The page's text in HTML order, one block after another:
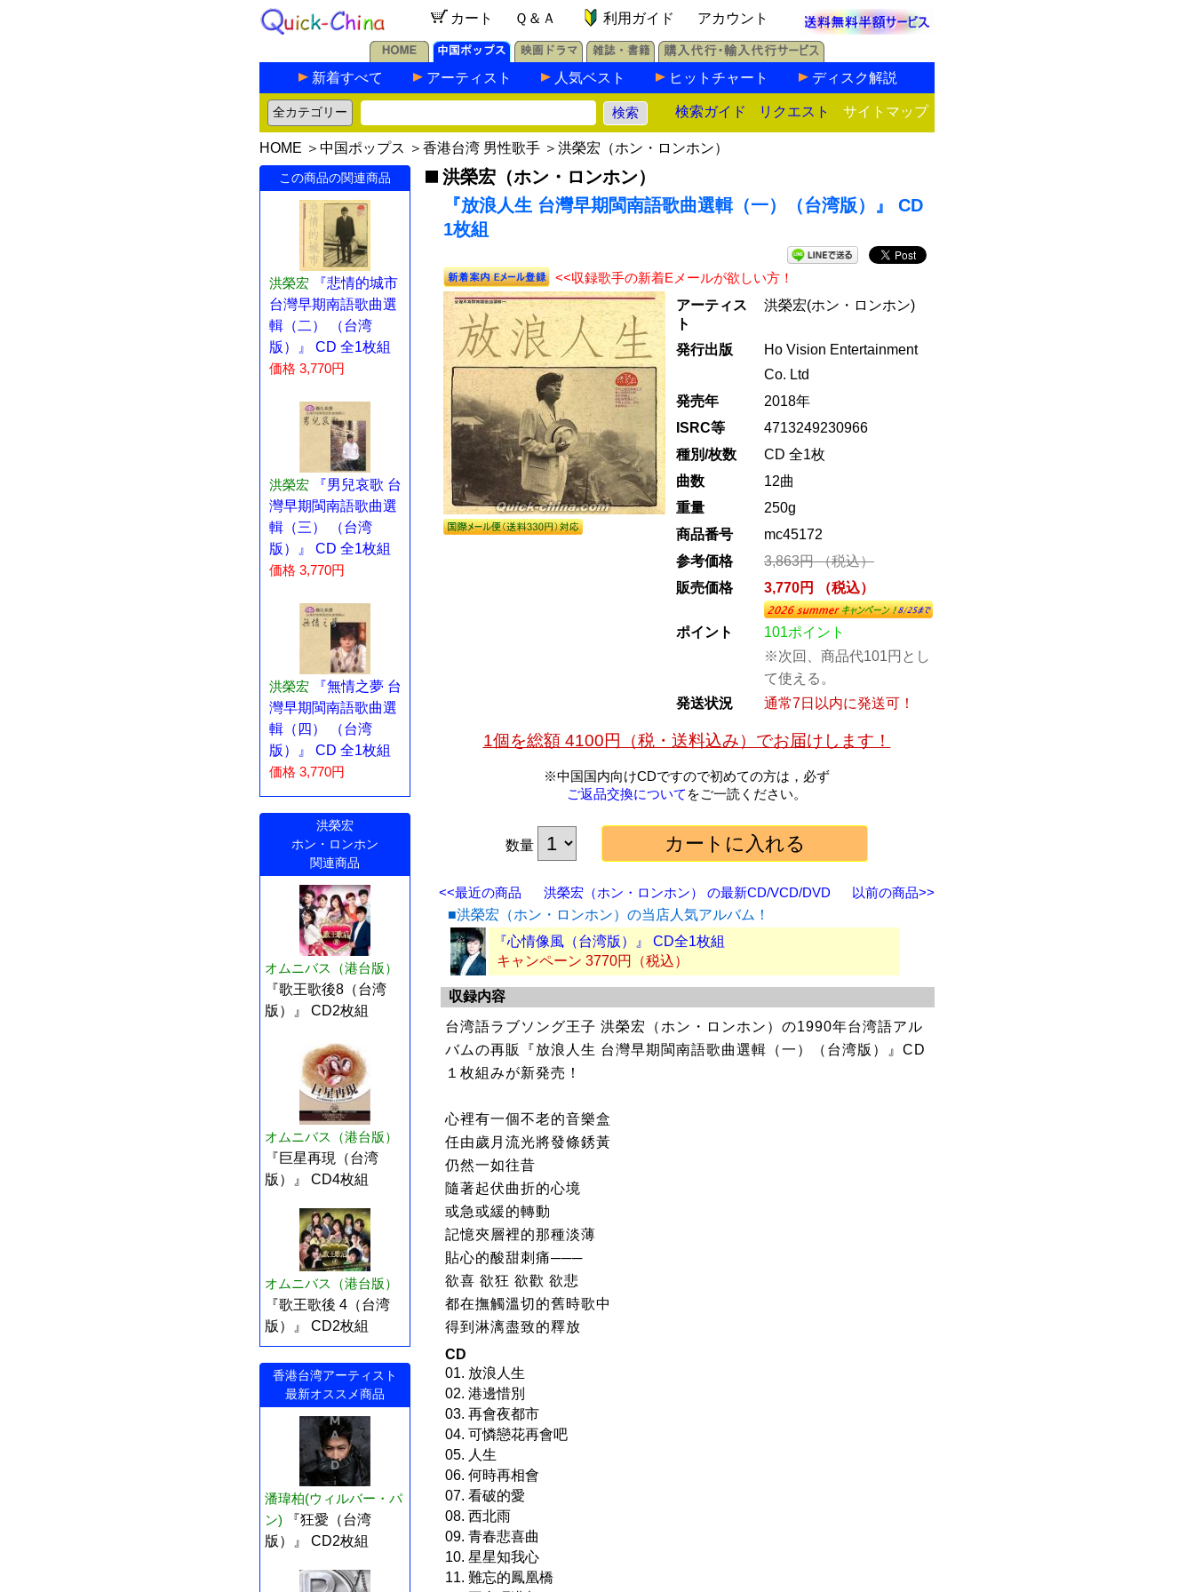
カート Ｑ＆Ａ 利用ガイド アカウント
新着すべて アーティスト 人気ベスト ヒットチャート ディスク解説
検索ガイド リクエスト サイトマップ
HOME ＞ 中国ポップス ＞ 香港台湾 男性歌手 ＞ 洪榮宏（ホン・ロンホン）
この商品の関連商品
洪榮宏
『悲情的城市
台灣早期南語歌曲選
輯（二） （台湾
版）』 CD 全1枚組
価格 3,770円
洪榮宏
『男兒哀歌 台
灣早期閩南語歌曲選
輯（三） （台湾
版）』 CD 全1枚組
価格 3,770円
洪榮宏
『無情之夢 台
灣早期閩南語歌曲選
輯（四） （台湾
版）』 CD 全1枚組
価格 3,770円
洪榮宏
ホン・ロンホン
関連商品
オムニバス（港台版）
『歌王歌後8（台湾
版）』 CD2枚組
オムニバス（港台版）
『巨星再現（台湾
版）』 CD4枚組
オムニバス（港台版）
『歌王歌後 4（台湾
版）』 CD2枚組
香港台湾アーティスト
最新オススメ商品
潘瑋柏(ウィルバー・パ
ン)
『狂愛（台湾
版）』 CD2枚組
洪榮宏（ホン・ロンホン）
『放浪人生 台灣早期閩南語歌曲選輯（一）（台湾版）』 CD
1枚組
<<収録歌手の新着Eメールが欲しい方！
アーティス
ト
洪榮宏(ホン・ロンホン)
発行出版
Ho Vision Entertainment
Co. Ltd
発売年
2018年
ISRC等
4713249230966
種別/枚数
CD 全1枚
曲数
12曲
重量
250g
商品番号
mc45172
参考価格
3,863円 （税込）
販売価格
3,770円 （税込）
ポイント
101ポイント
※次回、商品代101円とし
て使える。
発送状況
通常7日以内に発送可！
1個を総額 4100円（税・送料込み）でお届けします！
※中国国内向けCDですので初めての方は，必ず
ご返品交換について をご一読ください。
数量
<<最近の商品 以前の商品>>
洪榮宏（ホン・ロンホン） の最新CD/VCD/DVD
■洪榮宏（ホン・ロンホン）の当店人気アルバム！
『心情像風（台湾版）』 CD全1枚組
キャンペーン 3770円（税込）
収録内容
台湾語ラブソング王子 洪榮宏（ホン・ロンホン）の1990年台湾語アル
バムの再販『放浪人生 台灣早期閩南語歌曲選輯（一）（台湾版）』CD
１枚組みが新発売！
心裡有一個不老的音樂盒
任由歲月流光將發條銹黃
仍然一如往昔
隨著起伏曲折的心境
或急或緩的轉動
記憶夾層裡的那種淡薄
貼心的酸甜刺痛───
欲喜 欲狂 欲歡 欲悲
都在撫觸溫切的舊時歌中
得到淋漓盡致的釋放
CD
01. 放浪人生
02. 港邊惜別
03. 再會夜都市
04. 可憐戀花再會吧
05. 人生
06. 何時再相會
07. 看破的愛
08. 西北雨
09. 青春悲喜曲
10. 星星知我心
11. 難忘的鳳凰橋